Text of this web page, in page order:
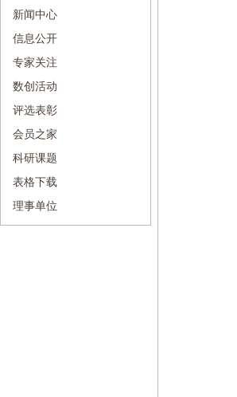
新闻中心
信息公开
专家关注
数创活动
评选表彰
会员之家
科研课题
表格下载
理事单位